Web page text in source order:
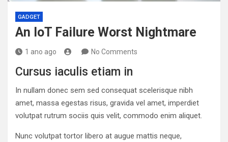
GADGET
An IoT Failure Worst Nightmare
1 ano ago No Comments
Cursus iaculis etiam in
In nullam donec sem sed consequat scelerisque nibh
amet, massa egestas risus, gravida vel amet, imperdiet
volutpat rutrum sociis quis velit, commodo enim aliquet.
Nunc volutpat tortor libero at augue mattis neque,